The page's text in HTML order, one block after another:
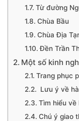
Từ đường
Chùa Bầu
Chùa Địa
Đền Trần
Một số kinh
Trang phục
Lưu ý về
Tìm hiểu về
Chú ý giao